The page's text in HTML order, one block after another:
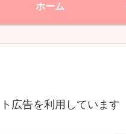
ホーム
広告を利用しています